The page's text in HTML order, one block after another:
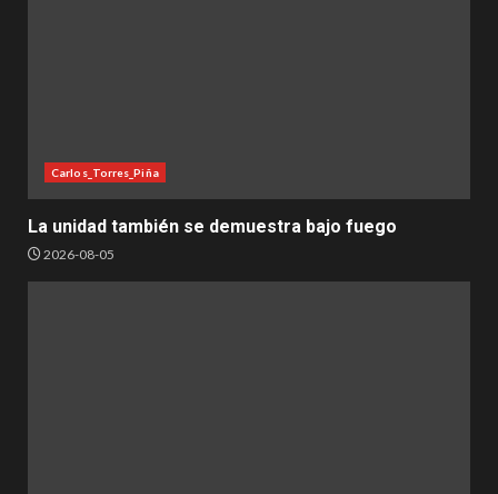
Carlos_Torres_Piña
La unidad también se demuestra bajo fuego
2026-08-05